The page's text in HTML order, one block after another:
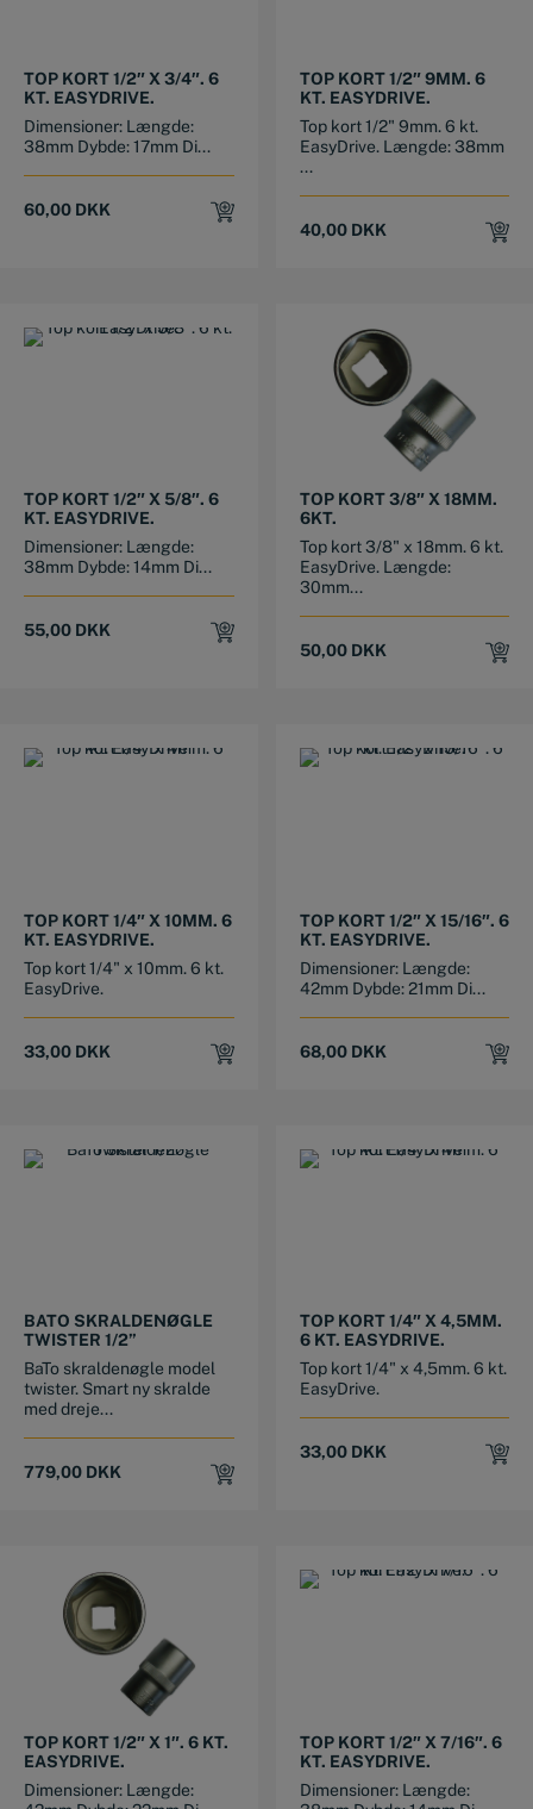
TOP KORT 1/2″ X 3/4″. 6
KT. EASYDRIVE.
Dimensioner: Længde:
38mm Dybde: 17mm Di...
60,00 DKK
TOP KORT 1/2″ 9MM. 6
KT. EASYDRIVE.
Top kort 1/2" 9mm. 6 kt.
EasyDrive. Længde: 38mm
...
40,00 DKK
TOP KORT 1/2″ X 5/8″. 6
KT. EASYDRIVE.
Dimensioner: Længde:
38mm Dybde: 14mm Di...
55,00 DKK
TOP KORT 3/8″ X 18MM.
6KT.
Top kort 3/8" x 18mm. 6 kt.
EasyDrive. Længde:
30mm...
50,00 DKK
TOP KORT 1/4″ X 10MM. 6
KT. EASYDRIVE.
Top kort 1/4" x 10mm. 6 kt.
EasyDrive.
33,00 DKK
TOP KORT 1/2″ X 15/16″. 6
KT. EASYDRIVE.
Dimensioner: Længde:
42mm Dybde: 21mm Di...
68,00 DKK
BATO SKRALDENØGLE
TWISTER 1/2”
BaTo skraldenøgle model
twister. Smart ny skralde
med dreje...
779,00 DKK
TOP KORT 1/4″ X 4,5MM.
6 KT. EASYDRIVE.
Top kort 1/4" x 4,5mm. 6 kt.
EasyDrive.
33,00 DKK
TOP KORT 1/2″ X 1″. 6 KT.
EASYDRIVE.
Dimensioner: Længde:
TOP KORT 1/2″ X 7/16″. 6
KT. EASYDRIVE.
Dimensioner: Længde: